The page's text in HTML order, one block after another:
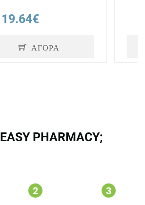
19.64€
ΑΓΟΡΑ
EASY PHARMACY;